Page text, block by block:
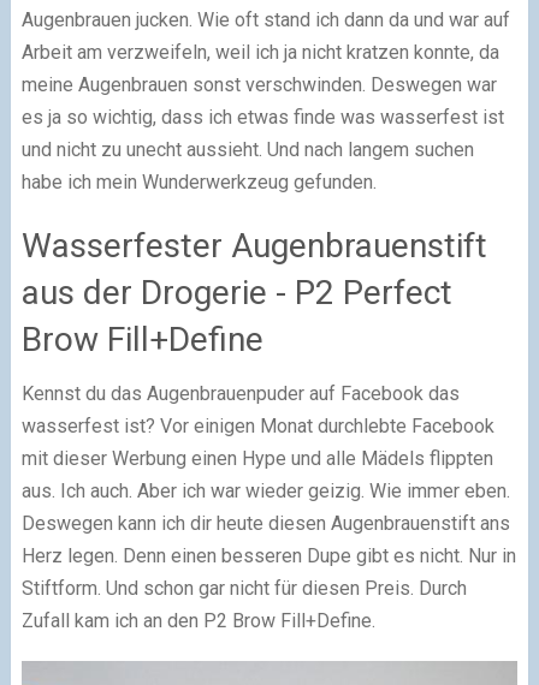
Augenbrauen jucken. Wie oft stand ich dann da und war auf
Arbeit am verzweifeln, weil ich ja nicht kratzen konnte, da
meine Augenbrauen sonst verschwinden. Deswegen war
es ja so wichtig, dass ich etwas finde was wasserfest ist
und nicht zu unecht aussieht. Und nach langem suchen
habe ich mein Wunderwerkzeug gefunden.
Wasserfester Augenbrauenstift
aus der Drogerie - P2 Perfect
Brow Fill+Define
Kennst du das Augenbrauenpuder auf Facebook das
wasserfest ist? Vor einigen Monat durchlebte Facebook
mit dieser Werbung einen Hype und alle Mädels flippten
aus. Ich auch. Aber ich war wieder geizig. Wie immer eben.
Deswegen kann ich dir heute diesen Augenbrauenstift ans
Herz legen. Denn einen besseren Dupe gibt es nicht. Nur in
Stiftform. Und schon gar nicht für diesen Preis. Durch
Zufall kam ich an den P2 Brow Fill+Define.